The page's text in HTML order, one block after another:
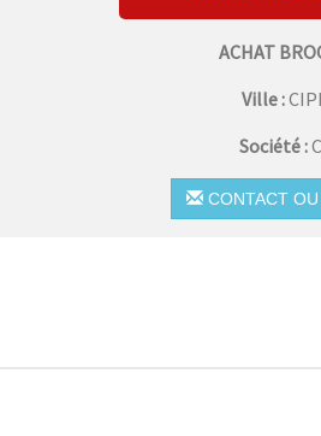
ACHAT
Ville :
Société :
CONTACT OU